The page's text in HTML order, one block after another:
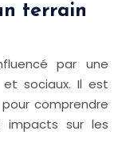
terrain
par une
sociaux. Il est
comprendre
impacts sur les